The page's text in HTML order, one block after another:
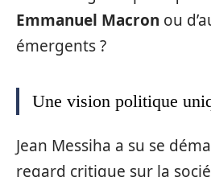
Emmanuel Macron ou
émergents ?
Une vision politique
Jean Messiha a su se
regard critique sur la